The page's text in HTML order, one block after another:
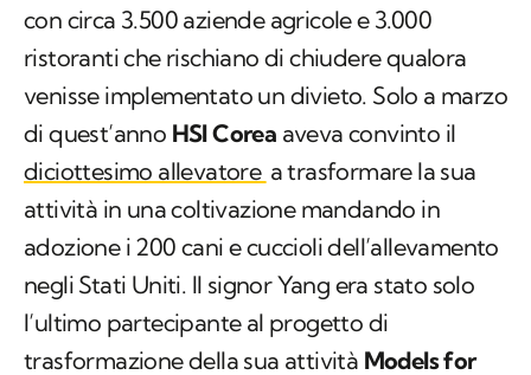
con circa 3.500 aziende agricole e 3.000
ristoranti che rischiano di chiudere qualora
venisse implementato un divieto. Solo a marzo
di quest’anno HSI Corea aveva convinto il
diciottesimo allevatore a trasformare la sua
attività in una coltivazione mandando in
adozione i 200 cani e cuccioli dell’allevamento
negli Stati Uniti. ll signor Yang era stato solo
l’ultimo partecipante al progetto di
trasformazione della sua attività Models for